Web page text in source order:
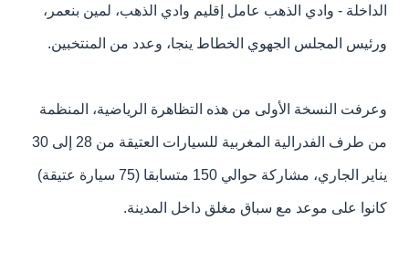
الداخلة - وادي الذهب عامل إقليم وادي الذهب، لمين بنعمر،
ورئيس المجلس الجهوي الخطاط ينجا، وعدد من المنتخبين.
وعرفت النسخة الأولى من هذه التظاهرة الرياضية، المنظمة
من طرف الفدرالية المغربية للسيارات العتيقة من 28 إلى 30
يناير الجاري، مشاركة حوالي 150 متسابقا (75 سيارة عتيقة)
كانوا على موعد مع سباق مغلق داخل المدينة.